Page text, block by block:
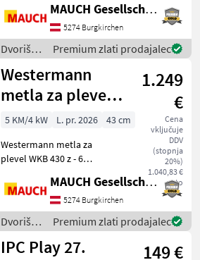
trden okvir - 11 vrst ščetin -
pritrditev za vilice za palete
- po izbiri s h
MAUCH Gesellschaft m.b.H. & Co.KG
5274 Burgkirchen
Dvoriščna
mehanizacija
/ Bema
Premium zlati prodajalec
Westermann
metla za plevel
WKB 430 s 6
pletenicami in
motorjem Honda
1.249
€
Cena
vključuje
DDV
(stopnja
20%)
1.040,83 €
neto
5 KM/4 kW L. pr. 2026
43 cm
Westermann metla za
plevel WKB 430 z - 6
Honda - največjo
površinsko zmogljivostjo
1.000 m²/h (odvisno od
stopnje onesnaženosti) -
kolesa so i
MAUCH Gesellschaft m.b.H. & Co.KG
5274 Burgkirchen
Dvoriščna
mehanizacija
/
Premium zlati prodajalec
IPC Play 27.
149 €